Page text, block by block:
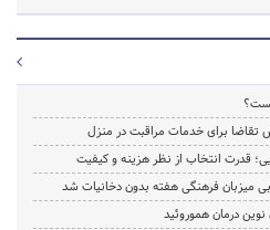
تقاضا برای خدمات مراقبت در منزل
قدرت انتخاب از نظر هزینه و کیفیت
میزبان فرهنگی هفته بدون دخانیات شد
درمان هموروئید